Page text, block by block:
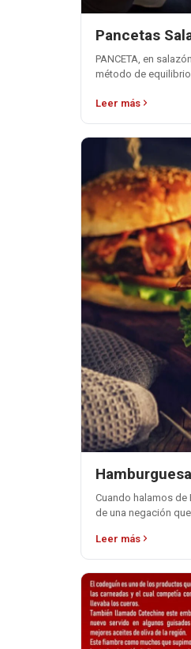
Pancetas
PANCETA, en
método de
Leer más
Cuando halamos de
de una negación
Leer más